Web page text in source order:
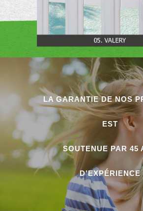
LA GARANTIE DE NOS
EST
SOUTENUE PAR 45
D’EXPÉRIENCE